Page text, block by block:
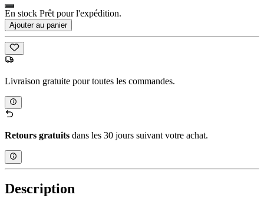
En stock Prêt pour l'expédition.
Ajouter au panier
Livraison gratuite pour toutes les commandes.
Retours gratuits dans les 30 jours suivant votre achat.
Description